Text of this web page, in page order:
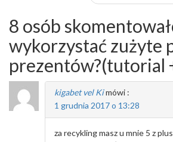
8 osób
wykorzystać zużyte
prezentów?(tutorial
kigabet vel Kimówi :
1 grudnia 2017 o 13:28
za recykling masz u mnie 5 z